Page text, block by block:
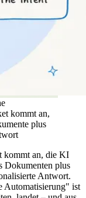
kommt an,
plus
kommt an, die KI
Dokumenten plus
Antwort.
Automatisierung" ist